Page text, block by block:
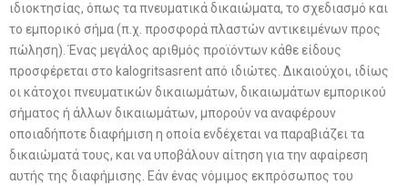
ιδιοκτησίας, όπως τα πνευματικά δικαιώματα, το σχεδιασμό και
το εμπορικό σήμα (π.χ. προσφορά πλαστών αντικειμένων προς
πώληση). Ένας μεγάλος αριθμός προϊόντων κάθε είδους
προσφέρεται στο kalogritsasrent από ιδιώτες. Δικαιούχοι, ιδίως
οι κάτοχοι πνευματικών δικαιωμάτων, δικαιωμάτων εμπορικού
σήματος ή άλλων δικαιωμάτων, μπορούν να αναφέρουν
οποιαδήποτε διαφήμιση η οποία ενδέχεται να παραβιάζει τα
δικαιώματά τους, και να υποβάλουν αίτηση για την αφαίρεση
αυτής της διαφήμισης. Εάν ένας νόμιμος εκπρόσωπος του